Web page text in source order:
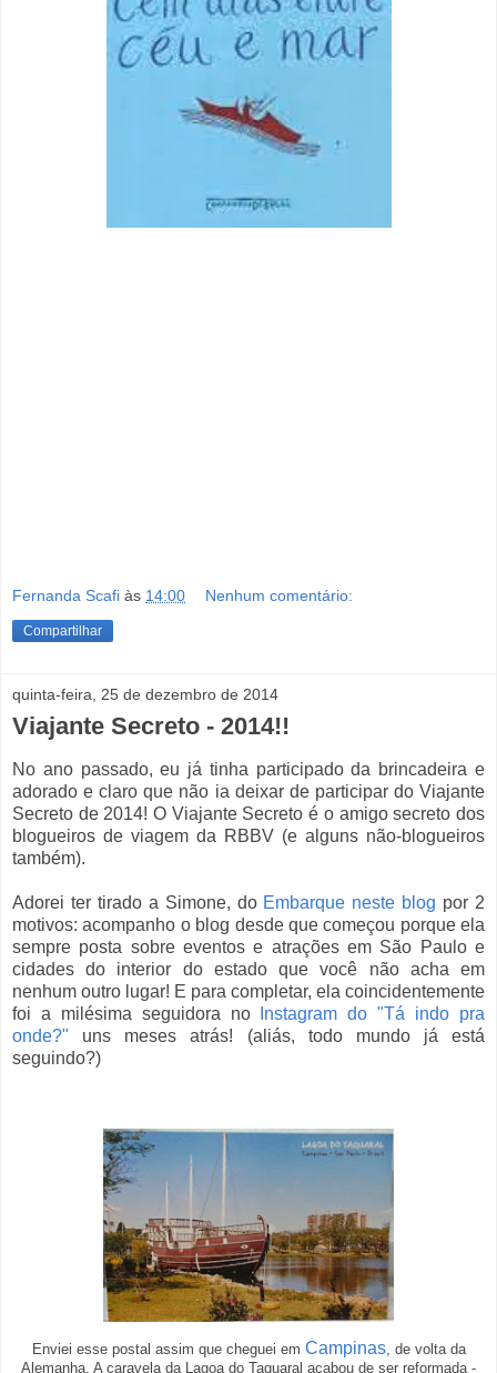
Fernanda Scafi às 14:00 Nenhum comentário:
Compartilhar
quinta-feira, 25 de dezembro de 2014
Viajante Secreto - 2014!!
No ano passado, eu já tinha participado da brincadeira e
adorado e claro que não ia deixar de participar do Viajante
Secreto de 2014! O Viajante Secreto é o amigo secreto dos
blogueiros de viagem da RBBV (e alguns não-blogueiros
também).
Adorei ter tirado a Simone, do Embarque neste blog por 2
motivos: acompanho o blog desde que começou porque ela
sempre posta sobre eventos e atrações em São Paulo e
cidades do interior do estado que você não acha em
nenhum outro lugar! E para completar, ela coincidentemente
foi a milésima seguidora no
Instagram do "Tá indo pra
onde?" uns meses atrás! (aliás, todo mundo já está
seguindo?)
Enviei esse postal assim que cheguei em Campinas, de volta da
Alemanha. A caravela da Lagoa do Taquaral acabou de ser reformada -